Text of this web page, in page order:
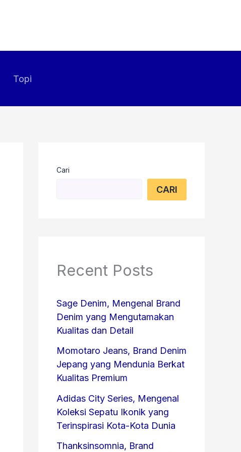
Topi
Cari
CARI
Recent Posts
Sage Denim, Mengenal Brand
Denim yang Mengutamakan
Kualitas dan Detail
Momotaro Jeans, Brand Denim
Jepang yang Mendunia Berkat
Kualitas Premium
Adidas City Series, Mengenal
Koleksi Sepatu Ikonik yang
Terinspirasi Kota-Kota Dunia
Thanksinsomnia, Brand